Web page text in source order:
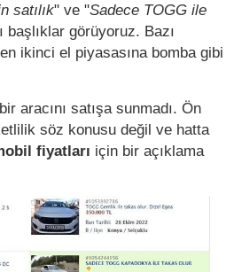
satılık" ve "Sadece TOGG ile
başlıklar görüyoruz. Bazı
ikinci el piyasasına bomba gibi
aracını satışa sunmadı. Ön
söz konusu değil ve hatta
fiyatları için bir açıklama